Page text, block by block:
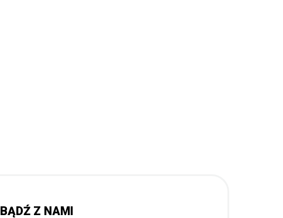
BĄDŹ Z NAMI